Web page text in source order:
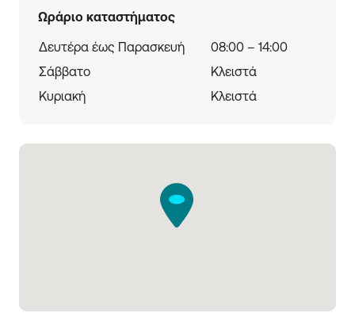
Ωράριο καταστήματος
Δευτέρα έως Παρασκευή
08:00 – 14:00
Σάββατο
Κλειστά
Κυριακή
Κλειστά